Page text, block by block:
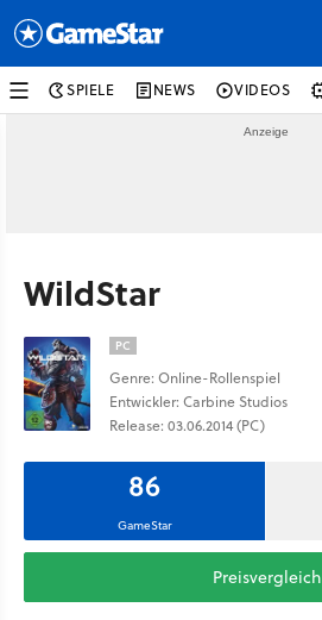
SPIELE NEWS VIDEOS
WildStar
PC
Genre: Online-Rollenspiel
Entwickler: Carbine Studios
Release: 03.06.2014 (PC)
86
GameStar
Preisvergleich